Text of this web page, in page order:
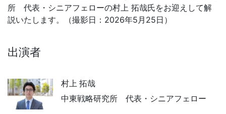
所 代表・シニアフェローの村上 拓哉氏をお迎えして解
説いたします。（撮影日：2026年5月25日）
出演者
村上 拓哉
中東戦略研究所 代表・シニアフェロー